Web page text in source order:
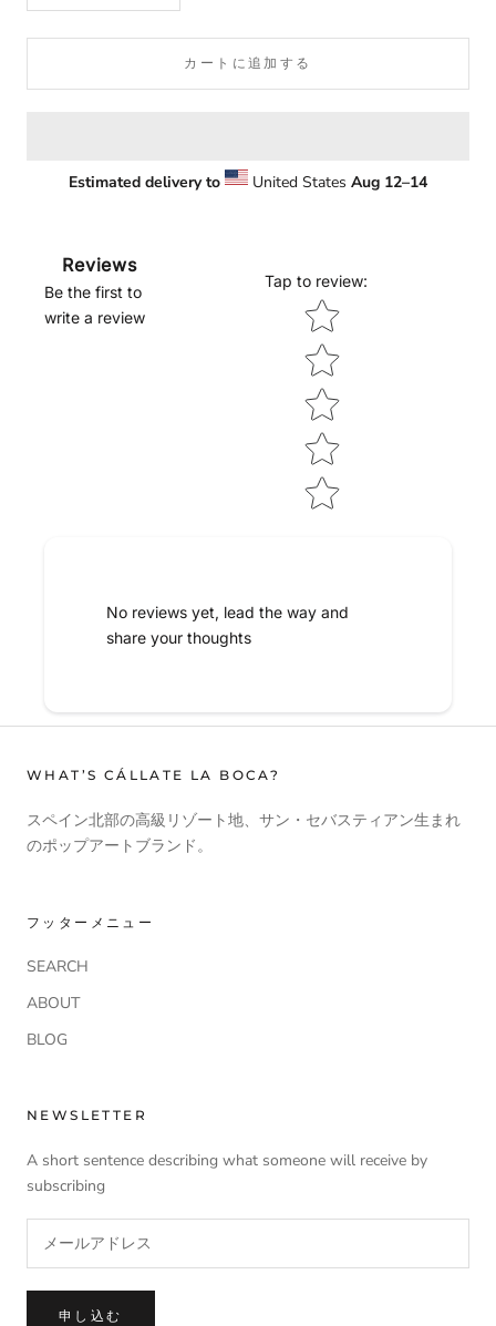
カートに追加する
Estimated delivery to United States Aug 12⁠–14
Reviews
Be the first to
write a review
Tap to review:
Star rating
No reviews yet, lead the way and
share your thoughts
WHAT’S CÁLLATE LA BOCA?
スペイン北部の高級リゾート地、サン・セバスティアン生まれ
のポップアートブランド。
フッターメニュー
SEARCH
ABOUT
BLOG
NEWSLETTER
A short sentence describing what someone will receive by
subscribing
申し込む